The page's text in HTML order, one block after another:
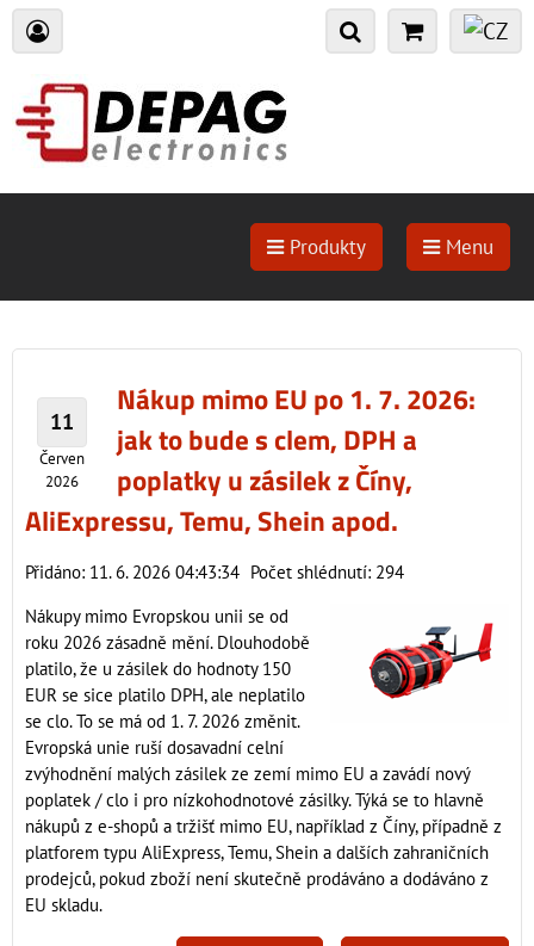
Produkty Menu
11
Červen
2026
Nákup mimo EU po 1. 7. 2026:
jak to bude s clem, DPH a
poplatky u zásilek z Číny,
AliExpressu, Temu, Shein apod.
Přidáno: 11. 6. 2026 04:43:34 Počet shlédnutí: 294
Nákupy mimo Evropskou unii se od
roku 2026 zásadně mění. Dlouhodobě
platilo, že u zásilek do hodnoty 150
EUR se sice platilo DPH, ale neplatilo
se clo. To se má od 1. 7. 2026 změnit.
Evropská unie ruší dosavadní celní
zvýhodnění malých zásilek ze zemí mimo EU a zavádí nový
poplatek / clo i pro nízkohodnotové zásilky. Týká se to hlavně
nákupů z e-shopů a tržišť mimo EU, například z Číny, případně z
platforem typu AliExpress, Temu, Shein a dalších zahraničních
prodejců, pokud zboží není skutečně prodáváno a dodáváno z
EU skladu.